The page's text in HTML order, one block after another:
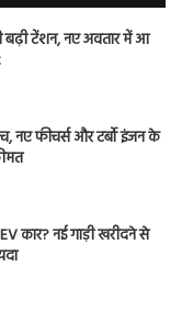
टेंशन, नए अवतार में आ
नए फीचर्स और टर्बो इंजन के
कार? नई गाड़ी खरीदने से